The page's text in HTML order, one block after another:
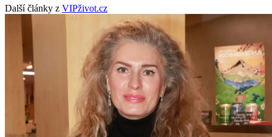
Další články z VIPživot.cz